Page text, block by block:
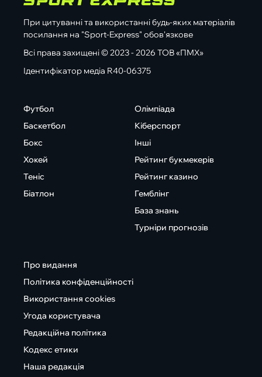
При цитуванні та використанні будь-яких матеріалів
посилання на "Sport-Express" обов'язкове
Всі права захищені © 2023 - 2026 ТОВ «ПМХ»
Ідентифікатор медіа R40-06375
Футбол
Баскетбол
Бокс
Хокей
Теніс
Біатлон
Олімпіада
Кіберспорт
Інші
Рейтинг букмекерів
Рейтинг казино
Гемблінг
База знань
Турніри прогнозів
Про видання
Політика конфіденційності
Використання cookies
Угода користувача
Редакційна політика
Кодекс етики
Наша редакція